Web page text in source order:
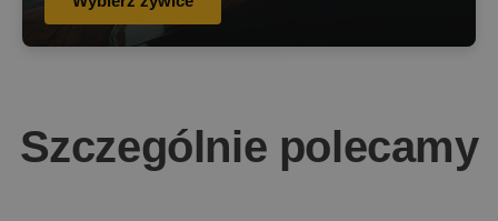
Szczególnie polecamy